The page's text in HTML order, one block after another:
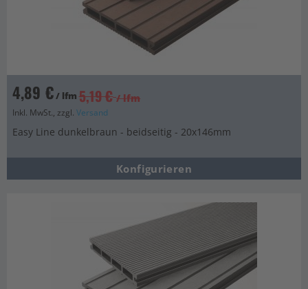
4,89 €/ lfm 5,19 € / lfm
Inkl. MwSt., zzgl. Versand
Easy Line dunkelbraun - beidseitig - 20x146mm
Konfigurieren